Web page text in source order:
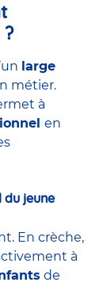
large
métier.
à
en
du jeune
En crèche,
à
de